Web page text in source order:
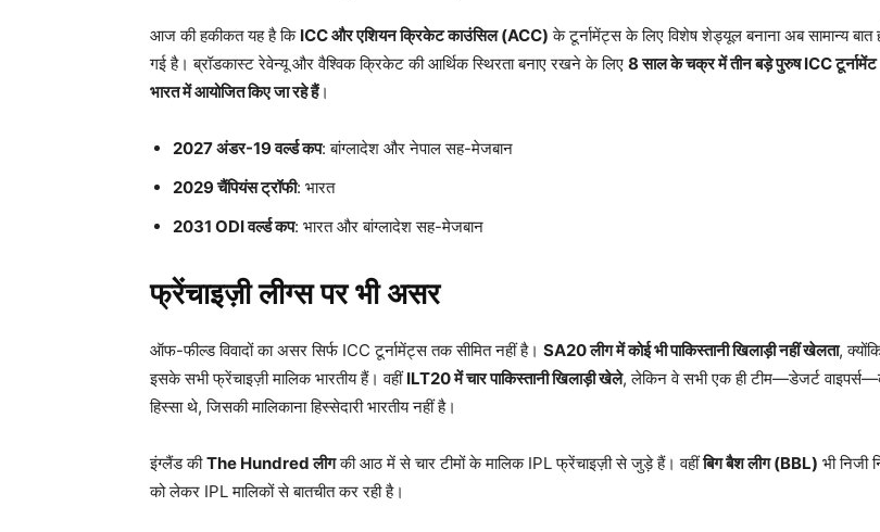
आज की हकीकत यह है कि ICCऔर एशियन क्रिकेट काउंसिल (ACC) के टूर्नामेंट्स के लिए विशेष शेड्यूल बनाना अब सामान्य बात
गई है। ब्रॉडकास्ट रेवेन्यू और वैश्विक क्रिकेट की आर्थिक स्थिरता बनाए रखने के लिए 8साल के चक्र में तीन बड़े पुरुष ICCटूर्नामेंट
भारत में आयोजित किए जा रहे हैं।
2027अंडर-19वर्ल्ड कप: बांग्लादेश और नेपाल सह-मेजबान
2029चैंपियंस ट्रॉफी: भारत
2031 ODIवर्ल्ड कप: भारत और बांग्लादेश सह-मेजबान
फ्रेंचाइज़ी लीग्स पर भी असर
ऑफ-फील्ड विवादों का असर सिर्फ ICC टूर्नामेंट्स तक सीमित नहीं है। SA20लीग में कोई भी पाकिस्तानी खिलाड़ी नहीं खेलता,
इसके सभी फ्रेंचाइज़ी मालिक भारतीय हैं। वहींILT20में चार पाकिस्तानी खिलाड़ी खेले, लेकिन वे सभी एक ही टीम—डेजर्ट
हिस्सा थे, जिसकी मालिकाना हिस्सेदारी भारतीय नहीं है।
इंग्लैंड कीThe Hundredलीगकी आठ में से चार टीमों के मालिक IPL फ्रेंचाइज़ी से जुड़े हैं। वहींबिग बैश लीग (BBL) भी निजी
को लेकर IPL मालिकों से बातचीत कर रही है।